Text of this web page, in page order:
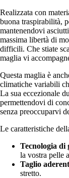
Realizzata con
buona traspirabilità,
mantenendovi
massima libertà di
difficili. Che stiate
maglia vi
Questa maglia è
climatiche variabili
La sua eccezionale
permettendovi di
senza preoccuparvi
Le caratteristiche
Tecnologia di
la vostra pelle
Taglio
stretto.